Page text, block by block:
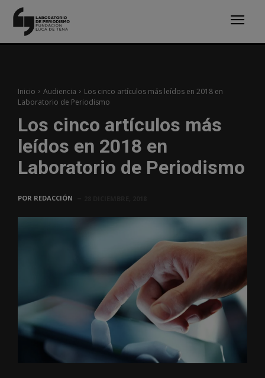
Inicio Audiencia
Los cinco artículos más leídos en 2018 en
Laboratorio de Periodismo
Los cinco artículos más
leídos en 2018 en
Laboratorio de Periodismo
POR REDACCIÓN